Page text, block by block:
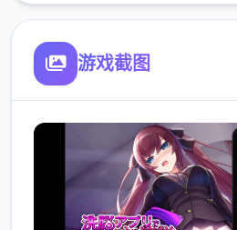
游戏截图